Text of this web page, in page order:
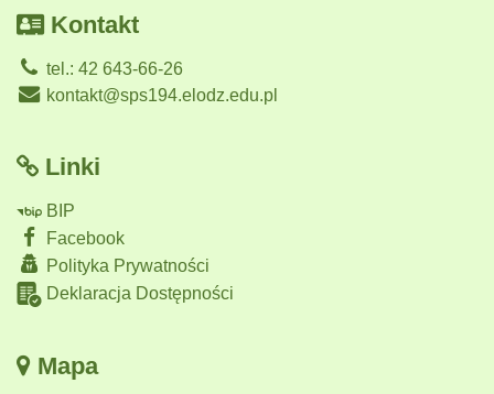
Kontakt
tel.: 42 643-66-26
kontakt@sps194.elodz.edu.pl
Linki
BIP
Facebook
Polityka Prywatności
Deklaracja Dostępności
Mapa